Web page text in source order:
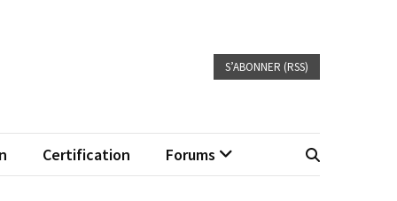
S’ABONNER (RSS)
Certification Forums